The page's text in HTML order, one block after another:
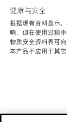
健康与安全
根据现有资料显示
响，但在使用过程
物质安全资料表可
本产品不应用于其